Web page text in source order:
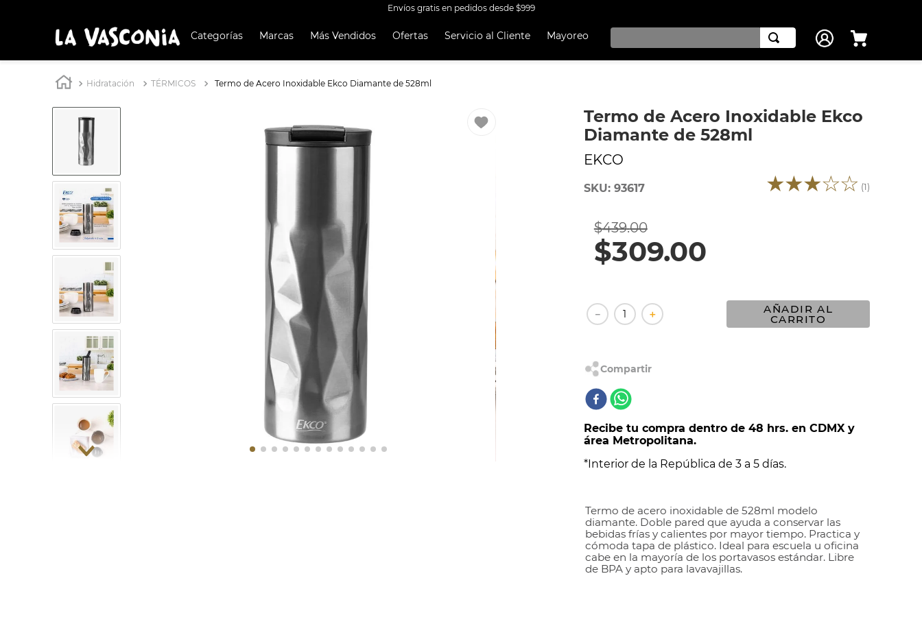
Envíos gratis en pedidos desde $999
Categorías Marcas Más Vendidos Ofertas Servicio al Cliente Mayoreo
Hidratación TÉRMICOS Termo de Acero Inoxidable Ekco Diamante de 528ml
Termo de Acero Inoxidable Ekco
Diamante de 528ml
EKCO
SKU: 93617 ★★★☆☆ (1)
$439.00
$309.00
＋
－ AÑADIR AL
CARRITO
Recibe tu compra dentro de 48 hrs. en CDMX y
área Metropolitana.
*Interior de la República de 3 a 5 días.
Termo de acero inoxidable de 528ml modelo
diamante. Doble pared que ayuda a conservar las
bebidas frías y calientes por mayor tiempo. Practica y
cómoda tapa de plástico. Ideal para escuela u oficina
cabe en la mayoría de los portavasos estándar. Libre
de BPA y apto para lavavajillas.
TÉRMINOS MÁS
3. OLLA
. VAPORERAS
8. BATERÍA
. ACERO INOXIDABLE
10 . COMAL